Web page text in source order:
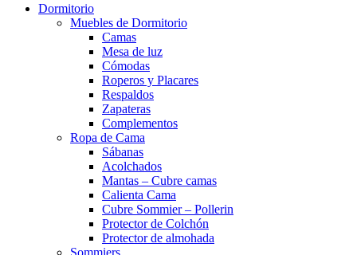
Dormitorio
Muebles de Dormitorio
Camas
Mesa de luz
Cómodas
Roperos y Placares
Respaldos
Zapateras
Complementos
Ropa de Cama
Sábanas
Acolchados
Mantas – Cubre camas
Calienta Cama
Cubre Sommier – Pollerin
Protector de Colchón
Protector de almohada
Sommiers